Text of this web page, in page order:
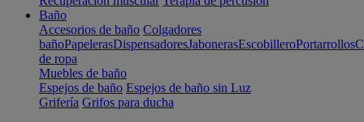
Baño
Accesorios de baño Colgadores
bañoPapelerasDispensadoresJabonerasEscobilleroPortarrollos
de ropa
Muebles de baño
Espejos de baño Espejos de baño sin Luz
Grifería Grifos para ducha